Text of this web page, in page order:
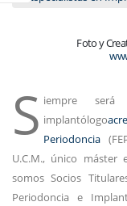
Foto y
S iempre
implantólogo
Periodoncia
U.C.M., único máster
somos Socios
Periodoncia e